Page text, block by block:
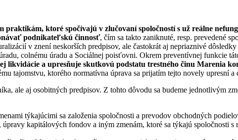
ktoré spočívajú v zlučovaní spoločností s už reálne
podnikateľskú činnosť, čím sa takto zaniknuté, resp. prevedené
v znení neskorších predpisov, ale častokrát aj nepriaznivé
colnému úradu a Sociálnej poisťovni. Okrem preventívnej funkcie
likvidácie a upresňuje skutkovú podstatu trestného činu Marenia
tajomstvu, ktorého normatívna úprava sa prijatím tejto novely upresní a
ale aj osobitných predpisov. Z tohto dôvodu sa budeme jednotlivým
týkajúcimi sa založenia spoločnosti a prevodov obchodných
kapitálových fondov a iným zmenám, ktoré sa týkajú spoločnosti s